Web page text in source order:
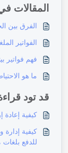
المقالات
الفرق بين
الفواتير
فهم فواتير
ما هو
قد تود
كيفية إعادة
كيفية
للدفع بلغات